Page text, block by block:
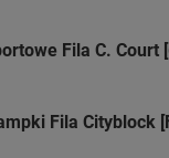
Fila C. Court
Fila Cityblock